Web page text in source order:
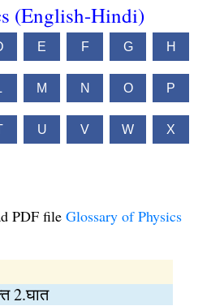
(English-Hindi)
E F G H
M N O P
U V W X
PDF file Glossary of Physics
2.घात